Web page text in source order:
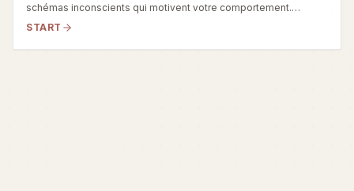
schémas inconscients qui motivent votre comportement.
Découvrez vos atouts fondamentaux, vos peurs cachées et
START